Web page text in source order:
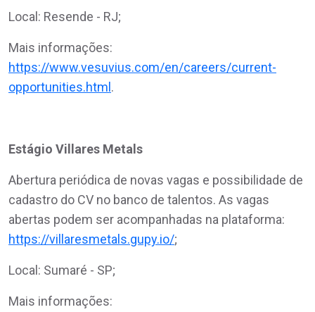
Local: Resende - RJ;
Mais informações:
https://www.vesuvius.com/en/careers/current-
opportunities.html.
Estágio Villares Metals
Abertura periódica de novas vagas e possibilidade de
cadastro do CV no banco de talentos. As vagas
abertas podem ser acompanhadas na plataforma:
https://villaresmetals.gupy.io/;
Local: Sumaré - SP;
Mais informações: